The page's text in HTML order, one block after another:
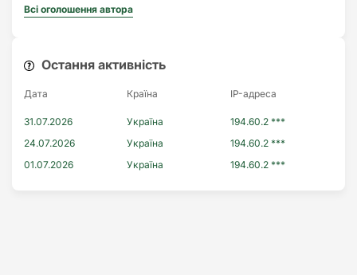
Всі оголошення автора
Остання активність
Дата Країна IP-адреса
31.07.2026 Україна
194.60.2 ***
24.07.2026
Україна
194.60.2 ***
01.07.2026
Україна 194.60.2 ***